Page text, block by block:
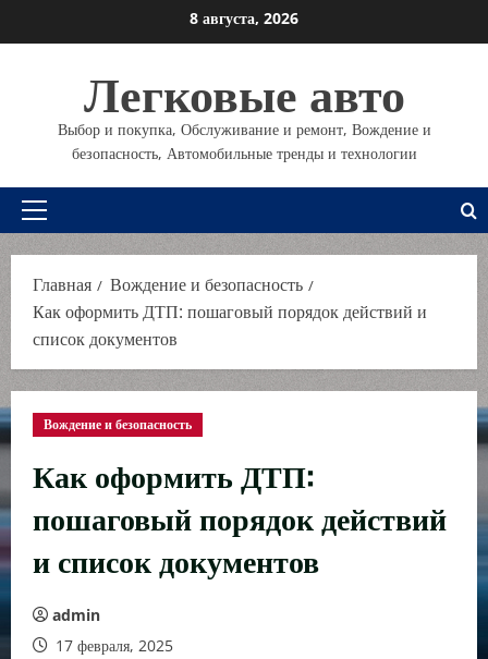
к
8 августа, 2026
Легковые авто
Выбор и покупка, Обслуживание и ремонт, Вождение и
безопасность, Автомобильные тренды и технологии
Основное
меню
Главная
Вождение и безопасность
Как оформить ДТП: пошаговый порядок действий и
список документов
Вождение и безопасность
Как оформить ДТП:
пошаговый порядок действий
и список документов
admin
17 февраля, 2025